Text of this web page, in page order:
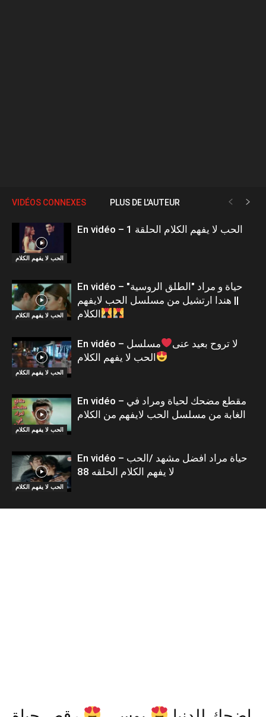
VIDÉOS CONNEXES PLUS DE L'AUTEUR
الحب لا يفهم الكلام
En vidéo – الحب لا يفهم الكلام الحلقة 1
الحب لا يفهم الكلام
En vidéo – حياة و مراد "الطلق الروسية"
|| هندا ارتشيل من مسلسل الحب لايفهم
الكلام
الحب لا يفهم الكلام
En vidéo – لا تروح بعيد عنى
مسلسل
الحب لا يفهم الكلام
الحب لا يفهم الكلام
En vidéo – مقطع مضحك لحياة ومراد في
الغابة من مسلسل الحب لايفهم من الكلام
الحب لا يفهم الكلام
En vidéo – حياة مراد افضل مشهد /الحب
لا يفهم الكلام الحلقه 88